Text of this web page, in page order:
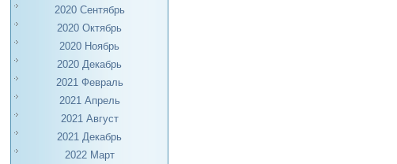
2020 Сентябрь
2020 Октябрь
2020 Ноябрь
2020 Декабрь
2021 Февраль
2021 Апрель
2021 Август
2021 Декабрь
2022 Март